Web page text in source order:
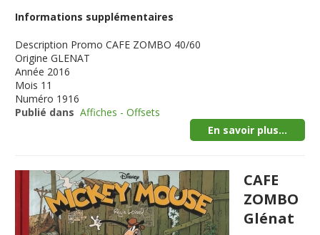
Informations supplémentaires
Description Promo CAFE ZOMBO 40/60
Origine GLENAT
Année 2016
Mois 11
Numéro 1916
Publié dans Affiches - Offsets
En savoir plus...
CAFE
ZOMBO
Glénat